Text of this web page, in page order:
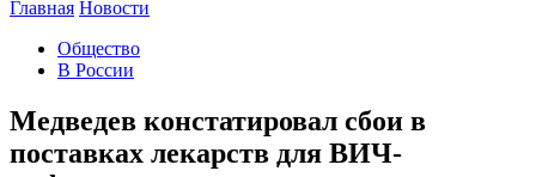
Главная Новости
Общество
В России
Медведев констатировал сбои в
поставках лекарств для ВИЧ-